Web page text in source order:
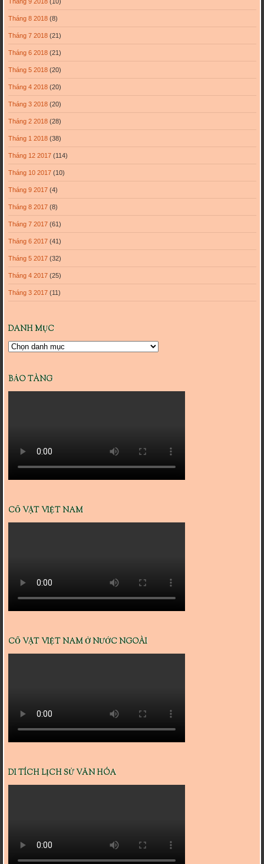
Tháng 8 2018(8)
Tháng 7 2018(21)
Tháng 6 2018(21)
Tháng 5 2018(20)
Tháng 4 2018(20)
Tháng 3 2018(20)
Tháng 2 2018(28)
Tháng 1 2018(38)
Tháng 12 2017(114)
Tháng 10 2017(10)
Tháng 9 2017(4)
Tháng 8 2017(8)
Tháng 7 2017(61)
Tháng 6 2017(41)
Tháng 5 2017(32)
Tháng 4 2017(25)
Tháng 3 2017(11)
DANH MỤC
Danh
BẢO TÀNG
CỔ VẬT VIỆT NAM
CỔ VẬT VIỆT NAM Ở NƯỚC NGOÀI
DI TÍCH LỊCH SỬ VĂN HÓA